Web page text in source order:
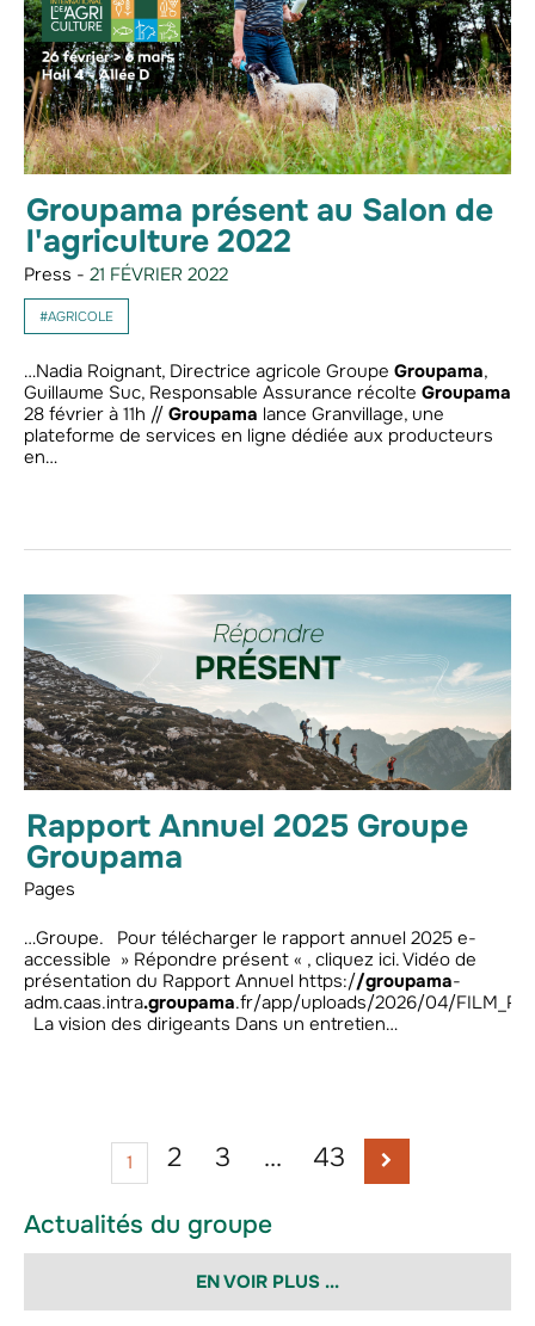
Groupama présent au Salon de
l'agriculture 2022
Press - 21 FÉVRIER 2022
#AGRICOLE
…Nadia Roignant, Directrice agricole Groupe Groupama,
Guillaume Suc, Responsable Assurance récolte Groupama
28 février à 11h // Groupama lance Granvillage, une
plateforme de services en ligne dédiée aux producteurs
en…
Rapport Annuel 2025 Groupe
Groupama
Pages
…Groupe. Pour télécharger le rapport annuel 2025 e-
accessible » Répondre présent « , cliquez ici. Vidéo de
présentation du Rapport Annuel https://groupama-
adm.caas.intra.groupama.fr/app/uploads/2026/04/
La vision des dirigeants Dans un entretien…
1 2 3 … 43
Actualités du groupe
EN VOIR PLUS ...